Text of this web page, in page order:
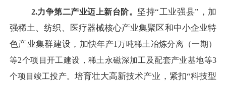
2.力争第二产业迈上新台阶。 坚持“工业强县”，加
强稀土、纺织、医疗器械核心产业集聚区和中小企业特
色产业集群建设，加快年产1万吨稀土冶炼分离 （一期）
等2个项目开工建设，稀土永磁深加工及配套产业基地等3
个项目竣工投产。 培育壮大高新技术产业，紧扣“科技型